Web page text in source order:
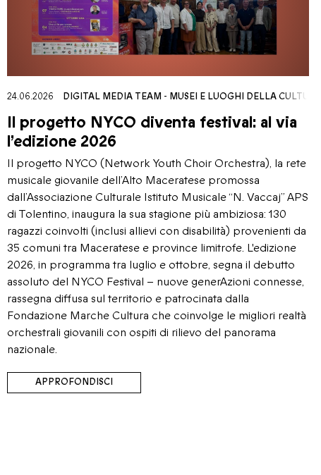
24.06.2026 DIGITAL MEDIA TEAM - MUSEI E LUOGHI DELLA CULTURA
Il progetto NYCO diventa festival: al via
l’edizione 2026
Il progetto NYCO (Network Youth Choir Orchestra), la rete
musicale giovanile dell’Alto Maceratese promossa
dall’Associazione Culturale Istituto Musicale “N. Vaccaj” APS
di Tolentino, inaugura la sua stagione più ambiziosa: 130
ragazzi coinvolti (inclusi allievi con disabilità) provenienti da
35 comuni tra Maceratese e province limitrofe. L'edizione
2026, in programma tra luglio e ottobre, segna il debutto
assoluto del NYCO Festival – nuove generAzioni connesse,
rassegna diffusa sul territorio e patrocinata dalla
Fondazione Marche Cultura che coinvolge le migliori realtà
orchestrali giovanili con ospiti di rilievo del panorama
nazionale.
APPROFONDISCI